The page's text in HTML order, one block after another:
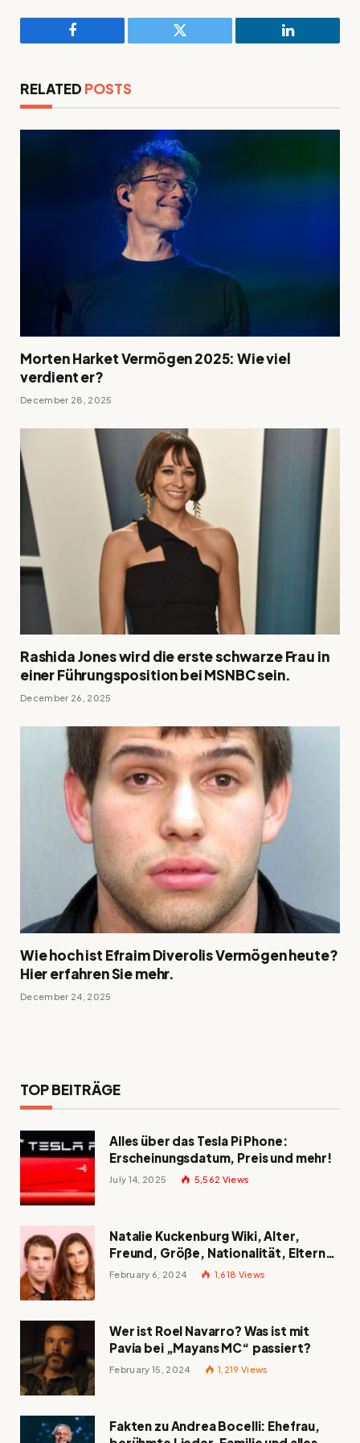
Facebook Twitter LinkedIn
RELATED POSTS
Morten Harket Vermögen 2025: Wie viel
verdient er?
December 28, 2025
Rashida Jones wird die erste schwarze Frau in
einer Führungsposition bei MSNBC sein.
December 26, 2025
Wie hoch ist Efraim Diverolis Vermögen heute?
Hier erfahren Sie mehr.
December 24, 2025
TOP BEITRÄGE
Alles über das Tesla Pi Phone:
Erscheinungsdatum, Preis und mehr!
July 14, 2025 5,562 Views
Natalie Kuckenburg Wiki, Alter,
Freund, Größe, Nationalität, Eltern
und mehr
February 6, 2024 1,618 Views
Wer ist Roel Navarro? Was ist mit
Pavia bei „Mayans MC“ passiert?
February 15, 2024 1,219 Views
Fakten zu Andrea Bocelli: Ehefrau,